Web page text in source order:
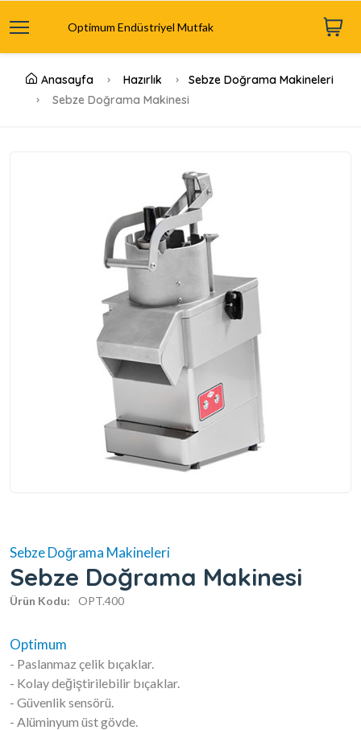
Optimum Endüstriyel Mutfak
Anasayfa Hazırlık
Sebze Doğrama Makineleri
Sebze Doğrama Makinesi
Sebze Doğrama Makineleri
Sebze Doğrama Makinesi
Ürün Kodu: OPT.400
Optimum
- Paslanmaz çelik bıçaklar.
- Kolay değiştirilebilir bıçaklar.
- Güvenlik sensörü.
- Alüminyum üst gövde.